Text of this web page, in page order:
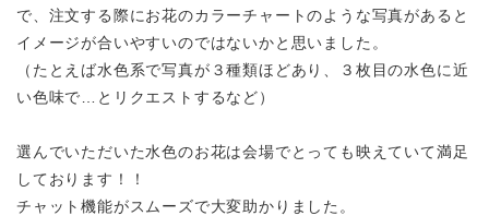
で、注文する際にお花のカラーチャートのような写真があると
イメージが合いやすいのではないかと思いました。
（たとえば水色系で写真が３種類ほどあり、３枚目の水色に近
い色味で…とリクエストするなど）
選んでいただいた水色のお花は会場でとっても映えていて満足
しております！！
チャット機能がスムーズで大変助かりました。